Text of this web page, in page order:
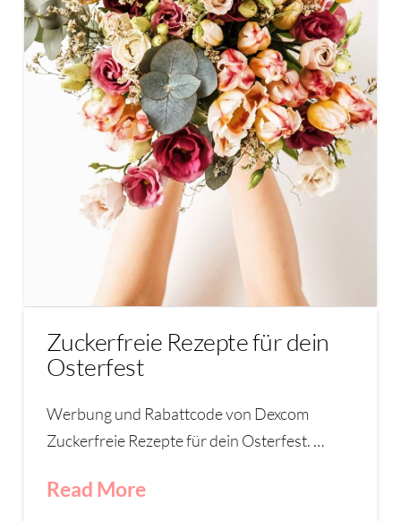
Zuckerfreie Rezepte für dein
Osterfest
Werbung und Rabattcode von Dexcom
Zuckerfreie Rezepte für dein Osterfest. …
Read More